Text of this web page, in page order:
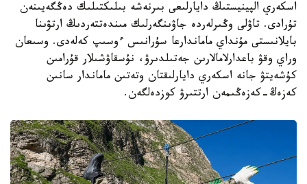
اسكەري الپينيستىڭ دايارلىعى بىرنەشە بىلىكتىلىك دەڭگەيىنەن
تۇرادى. تاۋلى وڭىرلەردە جاۋىنگەرلىك مىندەتتەردىڭ ارتۋىنا
بايلانىستى مۇنداي ماماندارعا سۇرانىس ءوسىپ كەلەدى. وسىعان
وراي وقۋ باعدارلامالارىن جەتىلدىرۋ، نۇسقاۋشىلار قۇرامىن
كۇشەيتۋ جانە اسكەري دايارلىقتان وتەتىن ماماندار سانىن
كەزەڭ-كەزەڭىمەن ارتتىرۋ كوزدەلگەن.